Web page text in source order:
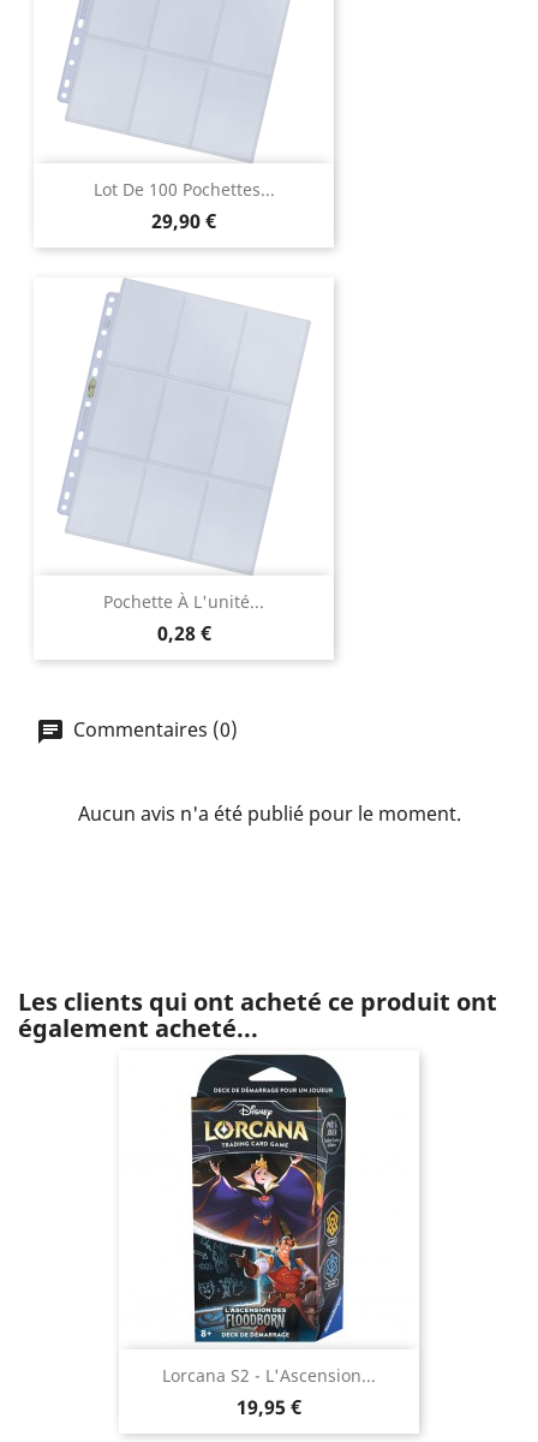
Lot De 100 Pochettes...
Prix
29,90 €
Pochette À L'unité...
Prix
0,28 €
Commentaires (0)
Aucun avis n'a été publié pour le moment.
Les clients qui ont acheté ce produit ont
également acheté...
Lorcana S2 - L'Ascension...
Prix
19,95 €